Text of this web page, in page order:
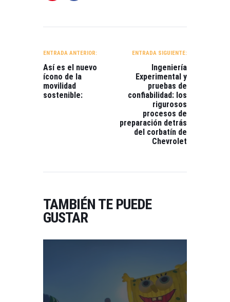
ENTRADAS
ENTRADA ANTERIOR:
Así es el nuevo
ícono de la
movilidad
sostenible:
ENTRADA SIGUIENTE:
Ingeniería
Experimental y
pruebas de
confiabilidad: los
rigurosos
procesos de
preparación detrás
del corbatín de
Chevrolet
TAMBIÉN TE PUEDE
GUSTAR